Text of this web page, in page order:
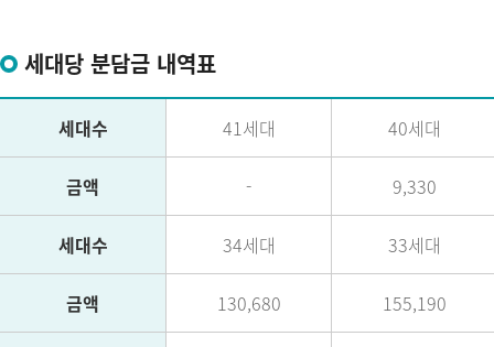
세대당 분담금 내역표
세대수 41세대 40세대
금액 - 9,330
세대수 34세대 33세대
금액 130,680 155,190